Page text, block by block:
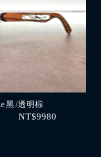
黑 /透明棕
NT$9980